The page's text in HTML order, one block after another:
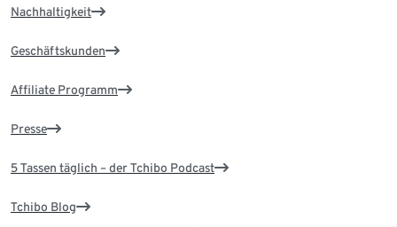
Nachhaltigkeit
Geschäftskunden
Affiliate Programm
Presse
5 Tassen täglich – der Tchibo Podcast
Tchibo Blog